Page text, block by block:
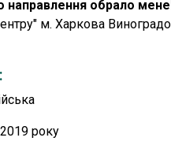
направлення обрало
м. Харкова
центрі онкології, у
Потім, крокуючи
Богдан Олександрович
року